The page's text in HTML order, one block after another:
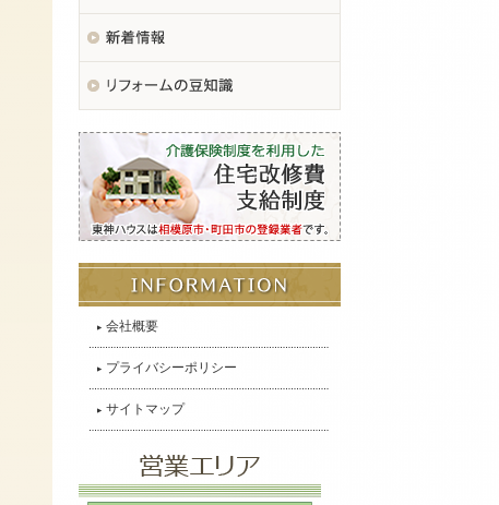
会社概要
プライバシーポリシー
サイトマップ